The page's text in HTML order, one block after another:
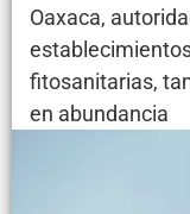
Oaxaca,
fitosanitarias,
en abundancia